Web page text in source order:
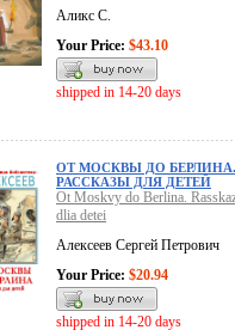
Аликс С.
Your Price: $43.10
shipped in 14-20 days
ОТ МОСКВЫ ДО БЕРЛИНА.
РАССКАЗЫ ДЛЯ ДЕТЕЙ
Ot Moskvy do Berlina.
dlia detei
Алексеев Сергей Петрович
Your Price: $20.94
shipped in 14-20 days